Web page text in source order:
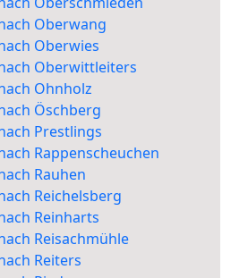
Oberwang
Oberwies
Oberwittleiters
Ohnholz
Öschberg
Prestlings
Rappenscheuchen
Rauhen
Reichelsberg
Reinharts
Reisachmühle
Reiters